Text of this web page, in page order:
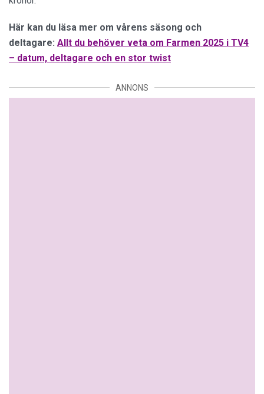
Här kan du läsa mer om vårens säsong och
deltagare: Allt du behöver veta om Farmen 2025 i TV4
– datum, deltagare och en stor twist
ANNONS